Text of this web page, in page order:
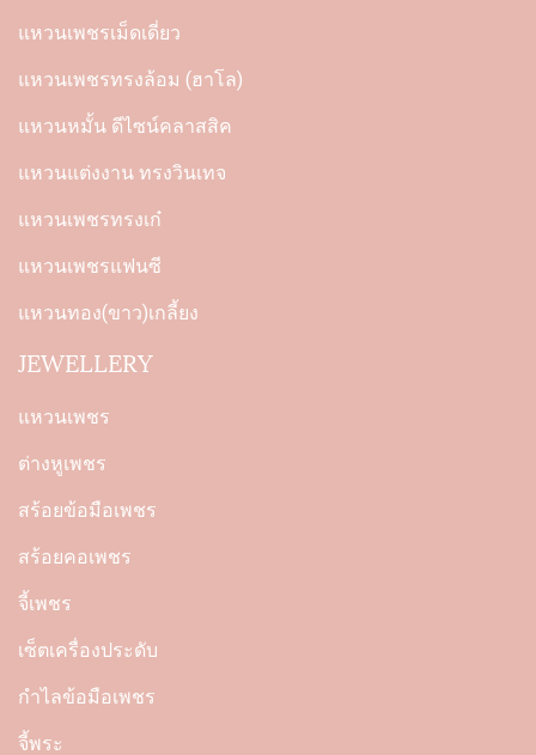
แหวนเพชรเม็ดเดี่ยว
แหวนเพชรทรงล้อม (ฮาโล)
แหวนหมั้น ดีไซน์คลาสสิค
แหวนแต่งงาน ทรงวินเทจ
แหวนเพชรทรงเก๋
แหวนเพชรแฟนซี
แหวนทอง(ขาว)เกลี้ยง
JEWELLERY
แหวนเพชร
ต่างหูเพชร
สร้อยข้อมือเพชร
สร้อยคอเพชร
จี้เพชร
เซ็ตเครื่องประดับ
กำไลข้อมือเพชร
จี้พระ